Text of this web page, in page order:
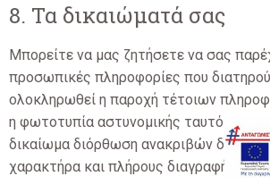
8. Τα δικαιώματά σας
Μπορείτε να μας ζητήσετε να σας
προσωπικές πληροφορίες που
ολοκληρωθεί η παροχή τέτοιων
η φωτοτυπία αστυνομικής ταυτότητας.
δικαίωμα διόρθωση ανακριβών
χαρακτήρα και πλήρους διαγραφής τους.